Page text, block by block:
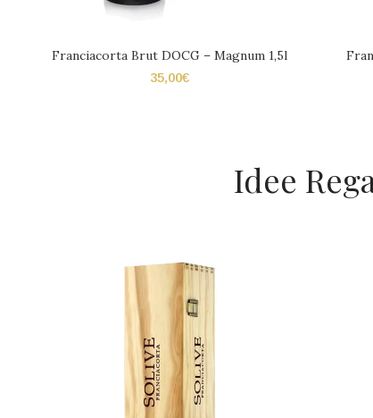
Franciacorta Brut DOCG – Magnum 1,5l
35,00€
Idee